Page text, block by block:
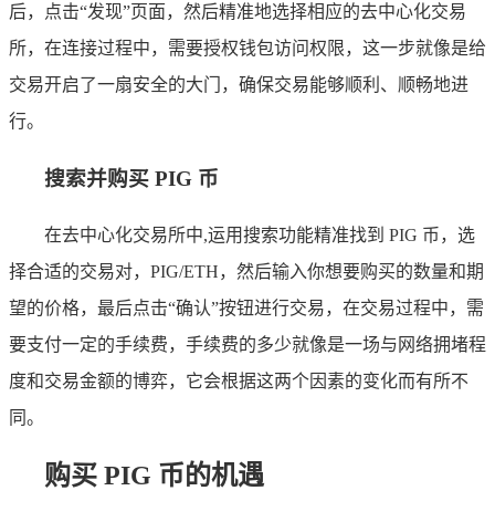
后，点击“发现”页面，然后精准地选择相应的去中心化交易
所，在连接过程中，需要授权钱包访问权限，这一步就像是给
交易开启了一扇安全的大门，确保交易能够顺利、顺畅地进
行。
搜索并购买 PIG 币
在去中心化交易所中,运用搜索功能精准找到 PIG 币，选
择合适的交易对，PIG/ETH，然后输入你想要购买的数量和期
望的价格，最后点击“确认”按钮进行交易，在交易过程中，需
要支付一定的手续费，手续费的多少就像是一场与网络拥堵程
度和交易金额的博弈，它会根据这两个因素的变化而有所不
同。
购买 PIG 币的机遇